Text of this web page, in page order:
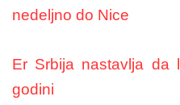
nedeljno do Nice
Er Srbija nastavlja da
godini